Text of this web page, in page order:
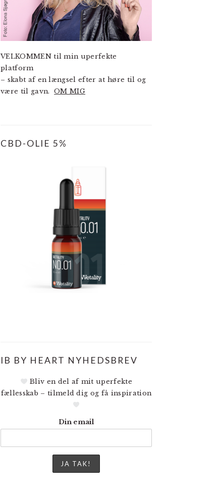
VELKOMMEN til min uperfekte
platform
– skabt af en længsel efter at høre til og
være til gavn.OM MIG
CBD-OLIE 5%
IB BY HEART NYHEDSBREV
Bliv en del af mit uperfekte
fællesskab – tilmeld dig og få inspiration
Din email